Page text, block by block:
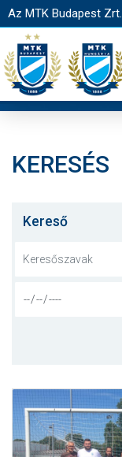
Az MTK Budapest
KERESÉS
Kereső